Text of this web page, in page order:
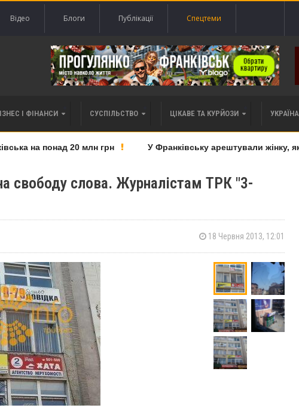
Відео Блоги Публікації Спецтеми
І ФІНАНСИ СУСПІЛЬСТВО ЦІКАВЕ ТА КУРЙОЗИ
на понад 20 млн грн У Франківську арештували жінку,
свободу слова. Журналістам ТРК "3-
18 Червня 2013, 12:01